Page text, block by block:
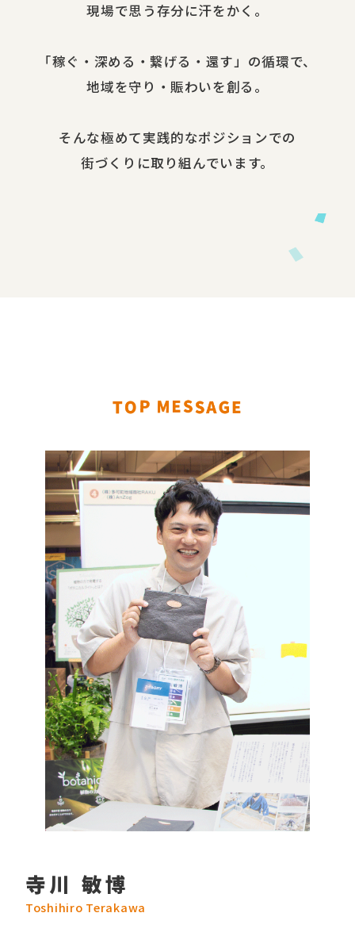
現場で​思う​存分に​汗を​かく。
​「稼ぐ・​深める​・繋げる・還す」の​循環で、​
地域を​守り・​賑わいを​創る。
​そんな​極めて​実践的な​ポジションでの​
街づくりに​取り組んでいます。​
寺川 敏博
Toshihiro Terakawa